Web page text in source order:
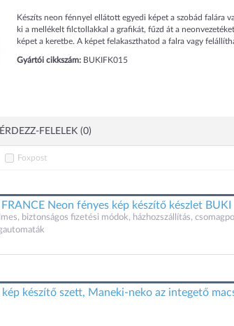
Készíts neon fénnyel ellátott egyedi képet a szobád falára
ki a mellékelt filctollakkal a grafikát, fűzd át a
képet a keretbe. A képet felakaszthatod a falra vagy
Gyártói cikkszám:BUKIFK015
FELELEK (0)
Foxpost
FRANCE Neon fényes kép készítő készlet BUKI
biztonságos fizetési módok, házhozszállítás,
kép készítő szett, Maneki-neko az integető